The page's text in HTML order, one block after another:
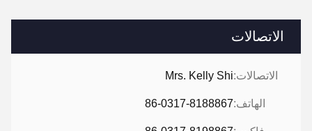
الاتصالات
الاتصالات:Mrs. Kelly Shi
الهاتف:86-0317-8188867